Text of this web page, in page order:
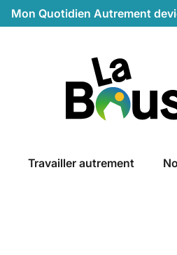
Mon Quotidien Autrement
Travailler autrement